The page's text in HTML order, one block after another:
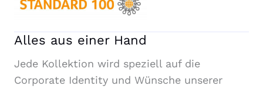
Alles aus einer Hand
Jede Kollektion wird speziell auf die
Corporate Identity und Wünsche unserer